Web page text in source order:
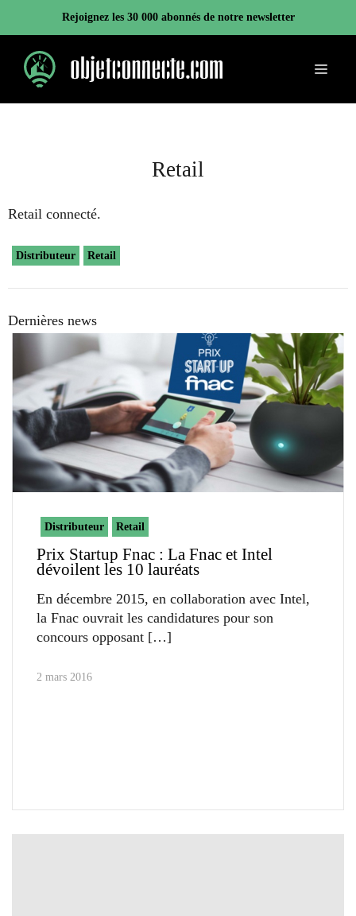
contenu
Rejoignez les 30 000 abonnés de notre newsletter
Menu
Retail
Retail connecté.
Distributeur Retail
Dernières news
Distributeur Retail
Prix Startup Fnac : La Fnac et Intel
dévoilent les 10 lauréats
En décembre 2015, en collaboration avec Intel,
la Fnac ouvrait les candidatures pour son
concours opposant
2 mars 2016